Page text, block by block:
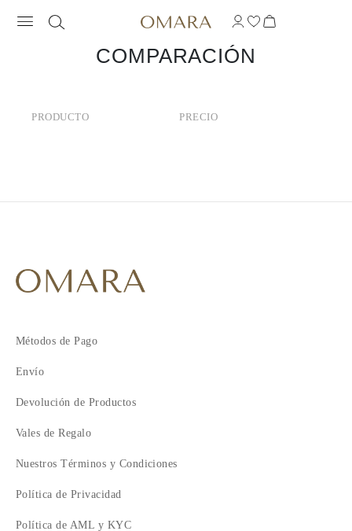
COMPARACIÓN
PRODUCTO PRECIO
Métodos de Pago
Envío
Devolución de Productos
Vales de Regalo
Nuestros Términos y Condiciones
Política de Privacidad
Política de AML y KYC